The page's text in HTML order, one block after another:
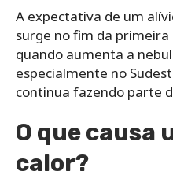
A expectativa de um
surge no fim da
quando aumenta a
especialmente no
continua fazendo parte
O que causa
calor?